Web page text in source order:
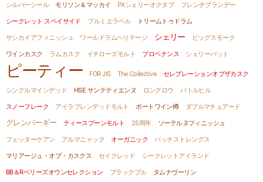
シルバーシール
モリソン＆マッカイ PXシェリーオクタブ
フレンチブランデー
シークレット スペイサイド
プルミエラベル
トリームトゥドラム
サシカイアフィニッシュ
ワールドラムヘリテージ シェリー
ビッグスモーク
ワインカスク
ラムカスク イチローズモルト プロベナンス シェリーバット
ピーティー FOR JIS The Collective
セレブレーションオブザカスク
シングルマインデッド
HSE サンテティエンヌ ロングロウ
バトルヒル
スノーフレーク
アイラブレンデッドモルト ポートワイン樽 ダブルマチュアード
グレンバーギー ティースプーンモルト 25周年
ソーテルヌフィニッシュ
フェッターケアン
アルマニャック オーガニック
バッチストレングス
マリアージュ・オブ・カスクス
セイクレッド
シークレットアイランド
BB＆Rベリーズオウンセレクション
ブラックブル タムナヴーリン